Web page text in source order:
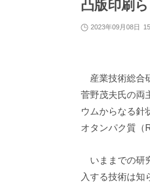
凸版印刷
2023年09月08日
産業技術総合
菅野茂夫氏の両
ウムからなる針
オタンパク質（
いままでの研
入する技術は知